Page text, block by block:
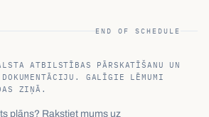
END OF SCHEDULE
ATBILSTĪBAS PĀRSKATĪŠANU UN
GALĪGIE LĒMUMI
ZIŅĀ.
plāns? Rakstiet mums uz